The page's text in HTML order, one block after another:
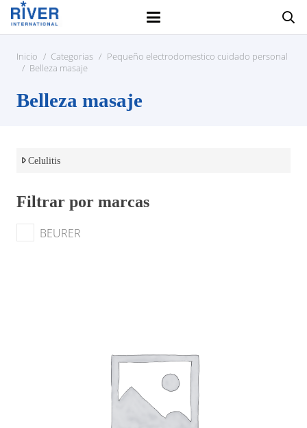
Inicio / Categorias / Pequeño electrodomestico cuidado personal
/ Belleza masaje
Belleza masaje
Celulitis
Filtrar por marcas
BEURER